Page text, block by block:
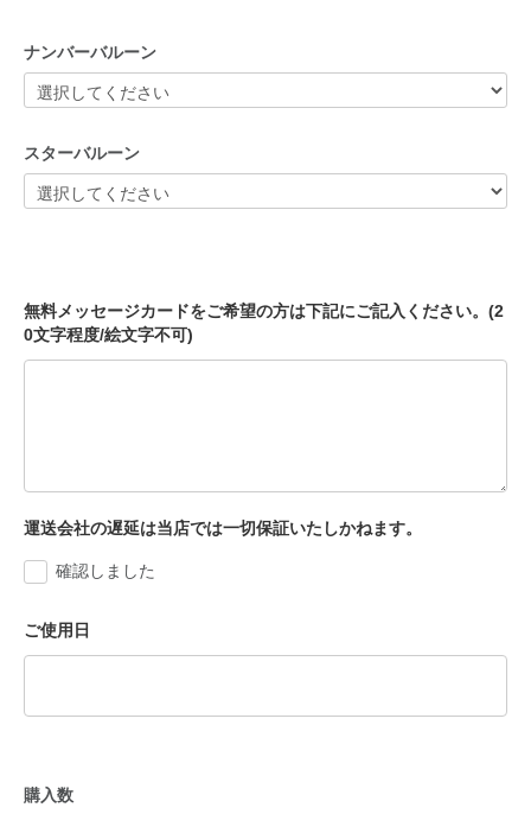
ナンバーバルーン
スターバルーン
無料メッセージカードをご希望の方は下記にご記入ください。(2
0文字程度/絵文字不可)
運送会社の遅延は当店では一切保証いたしかねます。
確認しました
ご使用日
購入数